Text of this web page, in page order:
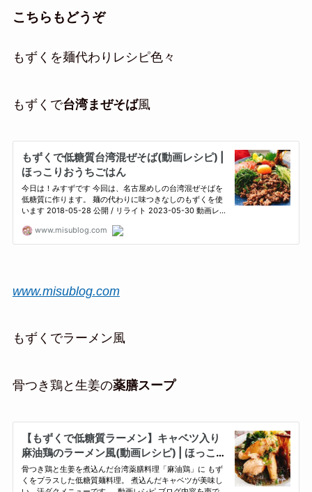
こちらもどうぞ
もずくを麺代わりレシピ色々
もずくで台湾まぜそば風
www.misublog.com
もずくでラーメン風
骨つき鶏と生姜の薬膳スープ